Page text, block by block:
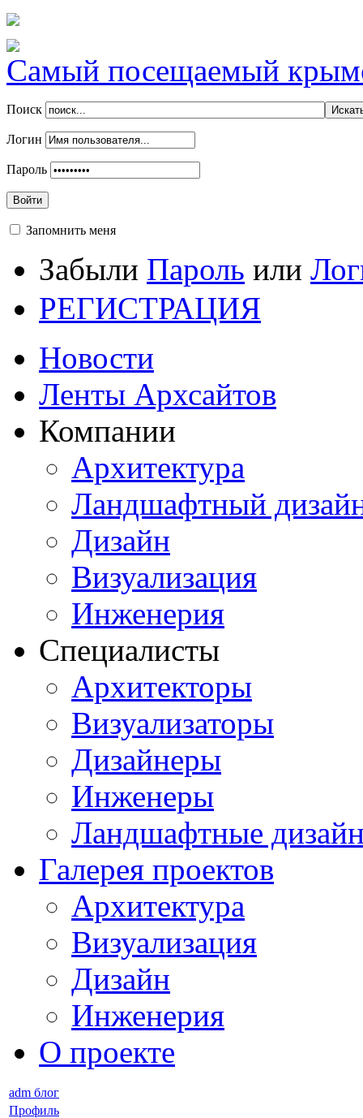
Самый посещаемый
Поиск
Логин
Пароль
Войти
Запомнить меня
Забыли Пароль или
РЕГИСТРАЦИЯ
Новости
Ленты Архсайтов
Компании
Архитектура
Ландшафтный
Дизайн
Визуализация
Инженерия
Специалисты
Архитекторы
Визуализаторы
Дизайнеры
Инженеры
Ландшафтные
Галерея проектов
Архитектура
Визуализация
Дизайн
Инженерия
О проекте
adm блог
Профиль